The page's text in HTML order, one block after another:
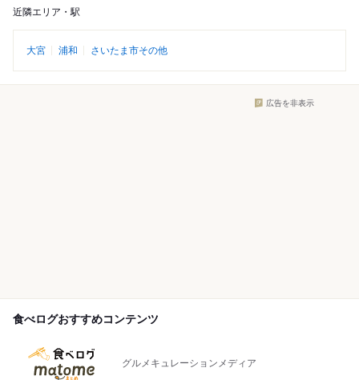
近隣エリア・駅
大宮 浦和 さいたま市その他
広告を非表示
食べログおすすめコンテンツ
グルメキュレーションメディア